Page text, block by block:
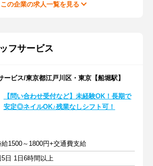
この企業の求人一覧を見る
フサービス
ービス/東京都江戸川区・東京【船堀駅】
【問い合わせ受付など】未経験OK！長期で
安定◎ネイルOK♪残業なしシフト可！
給1500～1800円+交通費支給
5日 1日6時間以上